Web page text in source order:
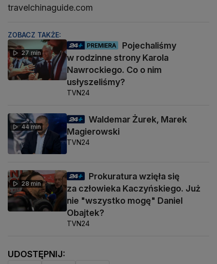
travelchinaguide.com
ZOBACZ TAKŻE:
27 min
PREMIERA
Pojechaliśmy
w rodzinne strony Karola
Nawrockiego. Co o nim
usłyszeliśmy?
TVN24
44 min
Waldemar Żurek, Marek
Magierowski
TVN24
28 min
Prokuratura wzięła się
za człowieka Kaczyńskiego. Już
nie "wszystko mogę" Daniel
Obajtek?
TVN24
UDOSTĘPNIJ: